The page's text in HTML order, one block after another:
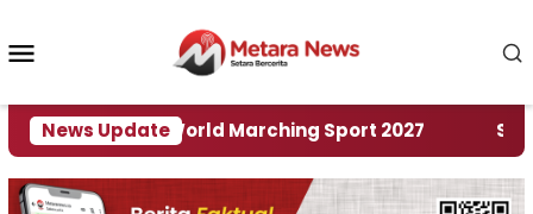
konten
News Update
Rumah World Marching Sport 2027 ‎Soal